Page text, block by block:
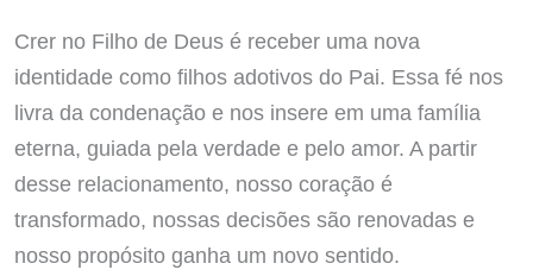
Crer no Filho de Deus é receber uma nova
identidade como filhos adotivos do Pai. Essa fé nos
livra da condenação e nos insere em uma família
eterna, guiada pela verdade e pelo amor. A partir
desse relacionamento, nosso coração é
transformado, nossas decisões são renovadas e
nosso propósito ganha um novo sentido.